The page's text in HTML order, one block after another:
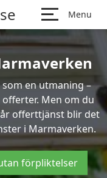
Menu
en utmaning –
Men om du
offerttjänst blir det
i Marmaverken.
förpliktelser